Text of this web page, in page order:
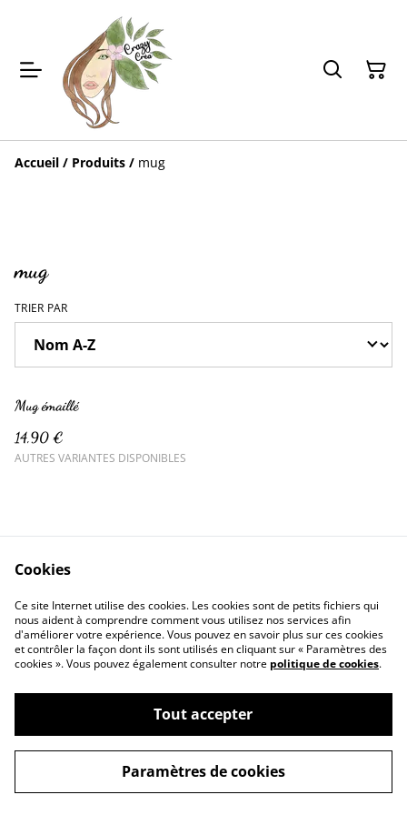
Accueil / Produits / mug
mug
TRIER PAR
Mug émaillé
14,90 €
AUTRES VARIANTES DISPONIBLES
Contactez-nous
Conditions
Politique de confidentialité
Politique de cookies
©2026Crazy Créa
powered by
Cookies
Ce site Internet utilise des cookies. Les cookies sont de petits fichiers qui
nous aident à comprendre comment vous utilisez nos services afin
d'améliorer votre expérience. Vous pouvez en savoir plus sur ces cookies
et contrôler la façon dont ils sont utilisés en cliquant sur « Paramètres des
cookies ». Vous pouvez également consulter notre politique de cookies.
Tout accepter
Paramètres de cookies